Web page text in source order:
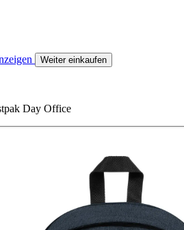
Weiter einkaufen
Day Office